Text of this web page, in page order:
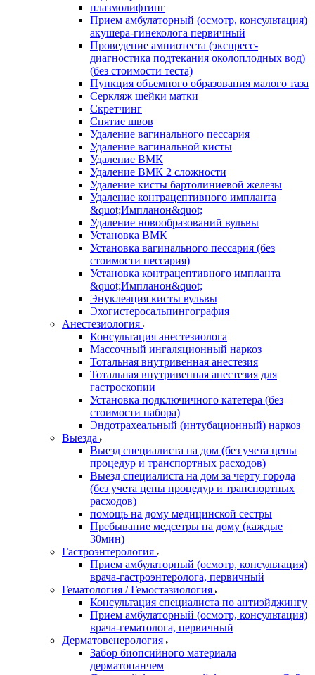
плазмолифтинг
Прием амбулаторный (осмотр, консультация)
акушера-гинеколога первичный
Проведение амниотеста (экспресс-
диагностика подтекания околоплодных вод)
(без стоимости теста)
Пункция объемного образования малого таза
Серкляж шейки матки
Скретчинг
Снятие швов
Удаление вагинального пессария
Удаление вагинальной кисты
Удаление ВМК
Удаление ВМК 2 сложности
Удаление кисты бартолиниевой железы
Удаление контрацептивного импланта
&quot;Импланон&quot;
Удаление новообразований вульвы
Установка ВМК
Установка вагинального пессария (без
стоимости пессария)
Установка контрацептивного импланта
&quot;Импланон&quot;
Энуклеация кисты вульвы
Эхогистеросальпингография
Анестезиология
Консультация анестезиолога
Массочный ингаляционный наркоз
Тотальная внутривенная анестезия
Тотальная внутривенная анестезия для
гастроскопии
Установка подключичного катетера (без
стоимости набора)
Эндотрахеальный (интубационный) наркоз
Выезда
Выезд специалиста на дом (без учета цены
процедур и транспортных расходов)
Выезд специалиста на дом за черту города
(без учета цены процедур и транспортных
расходов)
помощь на дому медицинской сестры
Пребывание медсетры на дому (каждые
30мин)
Гастроэнтерология
Прием амбулаторный (осмотр, консультация)
врача-гастроэнтеролога, первичный
Гематология / Гемостазиология
Консультация специалиста по антиэйджингу
Прием амбулаторный (осмотр, консультация)
врача-гематолога, первичный
Дерматовенерология
Забор биопсийного материала
дерматопанчем